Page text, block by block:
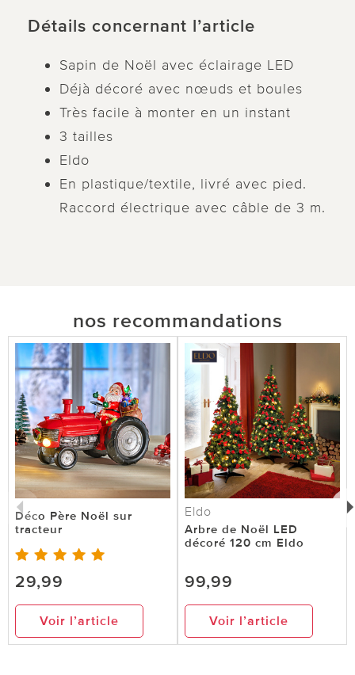
Détails concernant l’article
Sapin de Noël avec éclairage LED
Déjà décoré avec nœuds et boules
Très facile à monter en un instant
3 tailles
Eldo
En plastique/textile, livré avec pied.
Raccord électrique avec câble de 3 m.
nos recommandations
Déco Père Noël sur
tracteur
29,99
Voir l’article
Eldo
Arbre de Noël LED
décoré 120 cm Eldo
99,99
Voir l’article